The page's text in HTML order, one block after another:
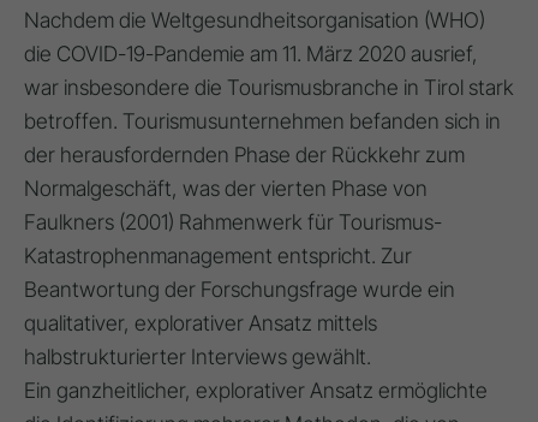
Nachdem die Weltgesundheitsorganisation (WHO)
die COVID-19-Pandemie am 11. März 2020 ausrief,
war insbesondere die Tourismusbranche in Tirol stark
betroffen. Tourismusunternehmen befanden sich in
der herausfordernden Phase der Rückkehr zum
Normalgeschäft, was der vierten Phase von
Faulkners (2001) Rahmenwerk für Tourismus-
Katastrophenmanagement entspricht. Zur
Beantwortung der Forschungsfrage wurde ein
qualitativer, explorativer Ansatz mittels
halbstrukturierter Interviews gewählt.
Ein ganzheitlicher, explorativer Ansatz ermöglichte